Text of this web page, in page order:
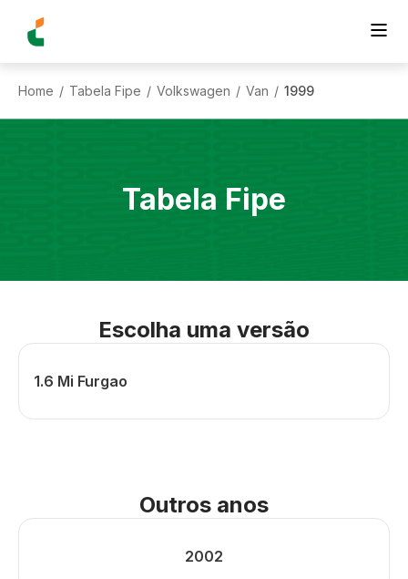
Home / Tabela Fipe / Volkswagen / Van / 1999
Tabela Fipe
Escolha uma versão
1.6 Mi Furgao
Outros anos
2002